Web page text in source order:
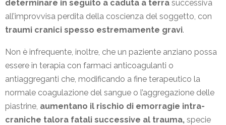
determinare in seguito a caduta a terra successiva
all’improvvisa perdita della coscienza del soggetto, con
traumi cranici spesso estremamente gravi.
Non è infrequente, inoltre, che un paziente anziano possa
essere in terapia con farmaci anticoagulanti o
antiaggreganti che, modificando a fine terapeutico la
normale coagulazione del sangue o l’aggregazione delle
piastrine, aumentano il rischio di emorragie intra-
craniche talora fatali successive al trauma, specie